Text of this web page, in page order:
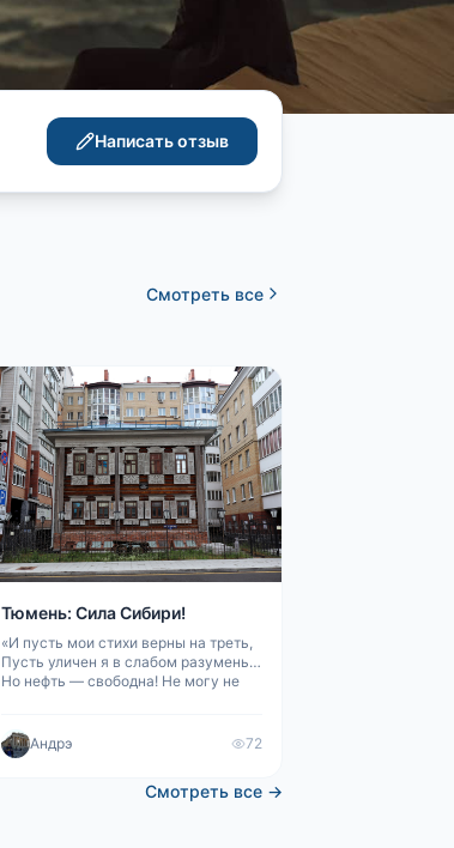
Написать отзыв
Смотреть все
Тюмень: Сила Сибири!
«И пусть мои стихи верны на треть,
Пусть уличен я в слабом разуменьи,
Но нефть — свободна! Не могу не
называют Тюмень в народе: и о
Андрэ 72
Смотреть все →